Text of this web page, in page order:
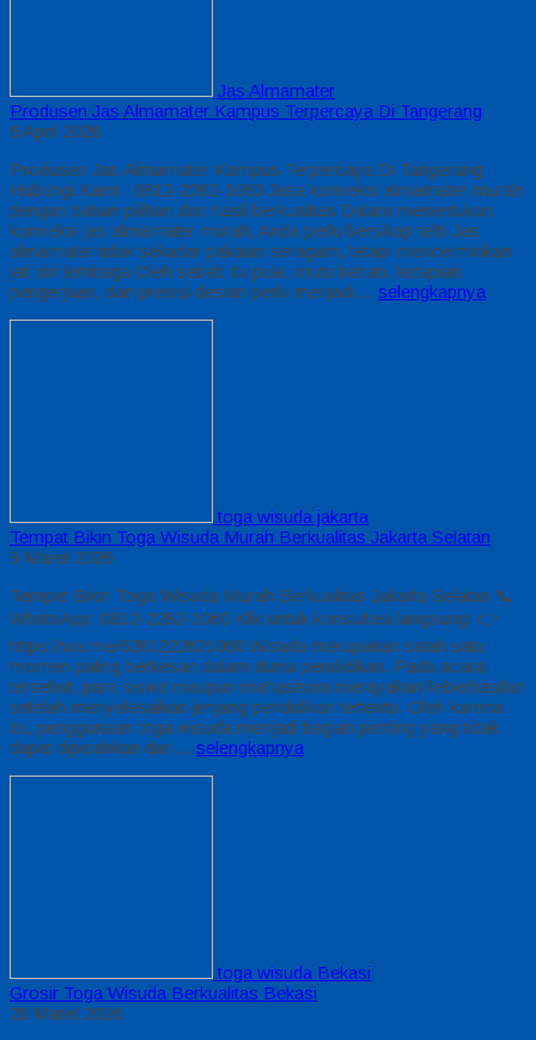
Jas Almamater
Produsen Jas Almamater Kampus Terpercaya Di Tangerang
6 April 2026
Produsen Jas Almamater Kampus Terpercaya Di Tangerang
Hubungi Kami : 0812-2282-1060 Jasa konveksi almamater murah
dengan bahan pilihan dan hasil berkualitas Dalam menentukan
konveksi jas almamater murah, Anda perlu bersikap teliti Jas
almamater tidak sekadar pakaian seragam, tetapi mencerminkan
jati diri lembaga Oleh sebab itu pula, mutu bahan, kerapian
pengerjaan, dan presisi desain perlu menjadi… selengkapnya
toga wisuda jakarta
Tempat Bikin Toga Wisuda Murah Berkualitas Jakarta Selatan
9 Maret 2026
Tempat Bikin Toga Wisuda Murah Berkualitas Jakarta Selatan 📞
WhatsApp: 0812-2282-1060 Klik untuk konsultasi langsung: 👉
https://wa.me/6281222821060 Wisuda merupakan salah satu
momen paling berkesan dalam dunia pendidikan. Pada acara
tersebut, para siswa maupun mahasiswa merayakan keberhasilan
setelah menyelesaikan jenjang pendidikan tertentu. Oleh karena
itu, penggunaan toga wisuda menjadi bagian penting yang tidak
dapat dipisahkan dari… selengkapnya
toga wisuda Bekasi
Grosir Toga Wisuda Berkualitas Bekasi
28 Maret 2026